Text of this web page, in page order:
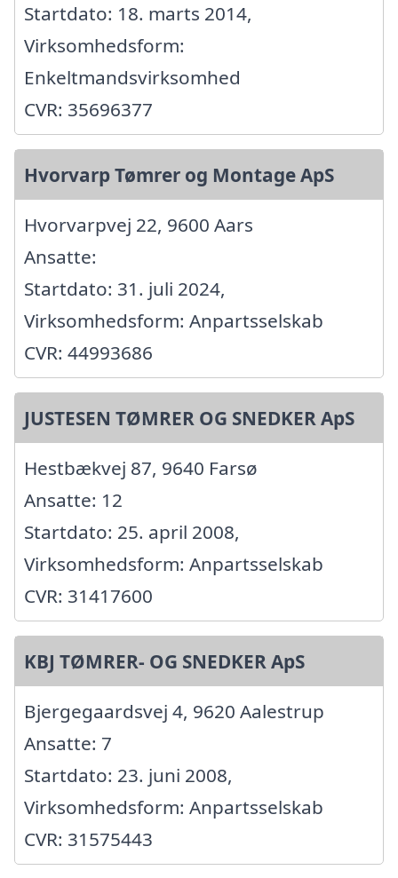
Startdato: 18. marts 2014,
Virksomhedsform:
Enkeltmandsvirksomhed
CVR: 35696377
Hvorvarp Tømrer og Montage ApS
Hvorvarpvej 22, 9600 Aars
Ansatte:
Startdato: 31. juli 2024,
Virksomhedsform: Anpartsselskab
CVR: 44993686
JUSTESEN TØMRER OG SNEDKER ApS
Hestbækvej 87, 9640 Farsø
Ansatte: 12
Startdato: 25. april 2008,
Virksomhedsform: Anpartsselskab
CVR: 31417600
KBJ TØMRER- OG SNEDKER ApS
Bjergegaardsvej 4, 9620 Aalestrup
Ansatte: 7
Startdato: 23. juni 2008,
Virksomhedsform: Anpartsselskab
CVR: 31575443